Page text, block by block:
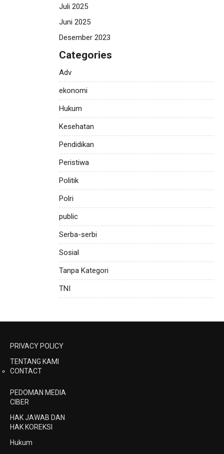
Juli 2025
Juni 2025
Desember 2023
Categories
Adv
ekonomi
Hukum
Kesehatan
Pendidikan
Peristiwa
Politik
Polri
public
Serba-serbi
Sosial
Tanpa Kategori
TNI
PRIVACY POLICY
TENTANG KAMI
CONTACT
PEDOMAN MEDIA
CIBER
HAK JAWAB DAN
HAK KOREKSI
Hukum